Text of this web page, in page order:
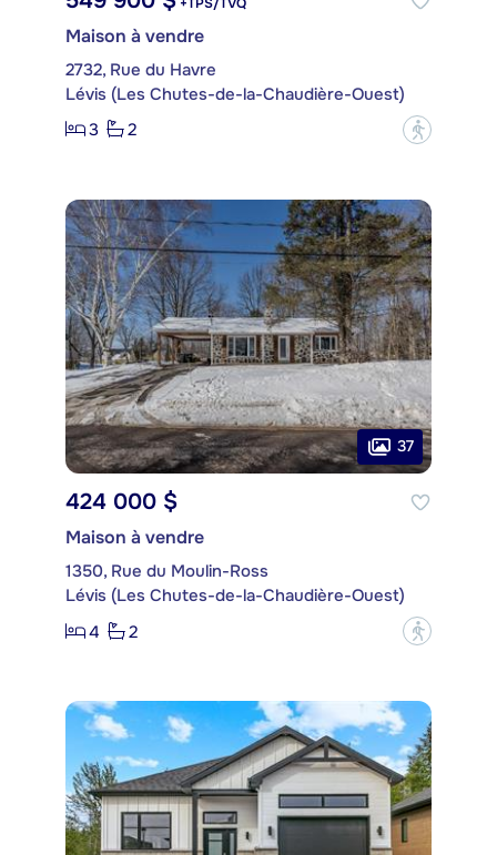
Maison à vendre
2732, Rue du Havre
Lévis (Les Chutes-de-la-Chaudière-Ouest)
3
2 ?
37
424 000 $
Maison à vendre
1350, Rue du Moulin-Ross
Lévis (Les Chutes-de-la-Chaudière-Ouest)
4
2 ?